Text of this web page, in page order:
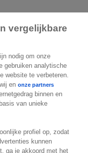
vergelijkbare
nodig om onze
gebruiken analytische
website te verbeteren.
en onze partners
binnen en
van unieke
profiel op, zodat
kunnen
ga je akkoord met het